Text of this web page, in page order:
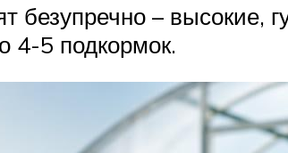
безупречно –
4-5 подкормок.